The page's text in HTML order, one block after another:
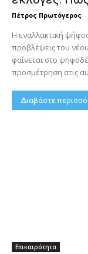
Πέτρος Πρωτόγερος -
Η εναλλακτική
προβλέψεις του
φαίνεται στο
προσμέτρηση στις
Διαβάστε
Επικαιρότητα